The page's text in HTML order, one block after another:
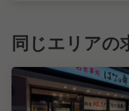
同じエリアの